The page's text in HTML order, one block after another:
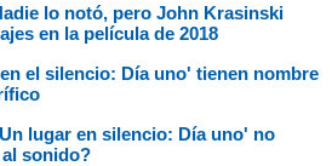
lo notó, pero John Krasinski
en la película de 2018
el silencio: Día uno' tienen nombre
lugar en silencio: Día uno' no
sonido?